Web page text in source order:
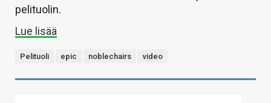
pelituolin.
Lue lisää
Pelituoli epic noblechairs video